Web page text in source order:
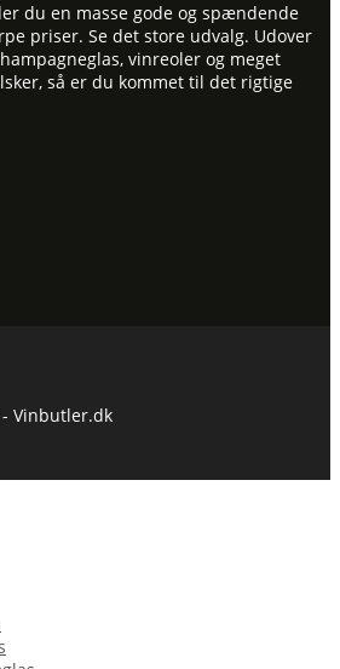
du en masse gode og spændende
priser. Se det store udvalg. Udover
vinreoler og meget
så er du kommet til det rigtige
Vinbutler.dk